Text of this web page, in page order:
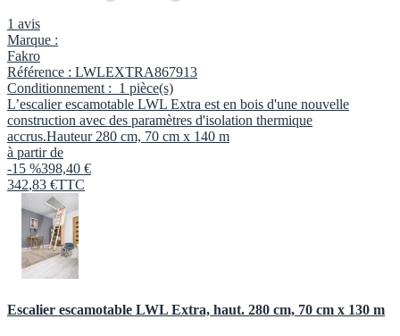
1 avis
Marque :
Fakro
Référence : LWLEXTRA867913
Conditionnement : 1 pièce(s)
L’escalier escamotable LWL Extra est en bois d'une nouvelle
construction avec des paramètres d'isolation thermique
accrus.Hauteur 280 cm, 70 cm x 140 m
à partir de
-15 %398,40 €
342,83 €TTC
Escalier escamotable LWL Extra, haut. 280 cm, 70 cm x 130 m